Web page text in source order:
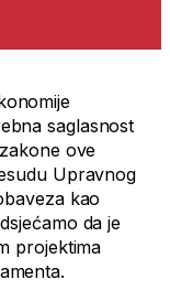
saglasnost
ove
Upravnog
kao
da je
projektima